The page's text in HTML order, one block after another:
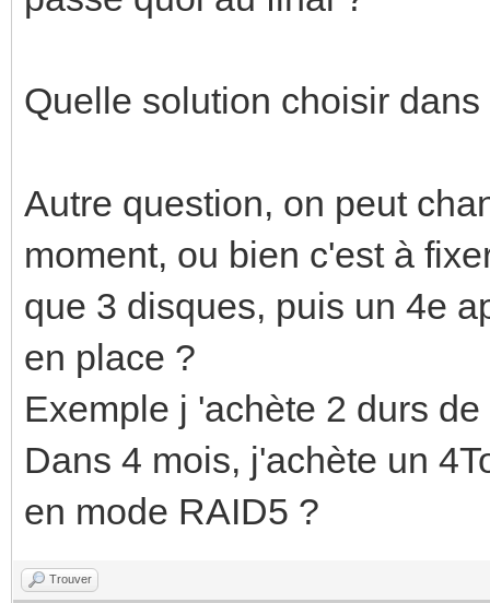
Quelle solution choisir
Autre question, on peut
moment, ou bien c'est à
que 3 disques, puis un 4e
en place ?
Exemple j 'achète 2 durs
Dans 4 mois, j'achète un
en mode RAID5 ?
Trouver